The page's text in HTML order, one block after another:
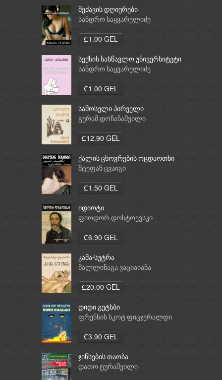
მეძავის დღიურები
სანდრო საყვარელიძე
₾1.00 GEL
სექსის სასწავლო უნივერსიტეტი
სანდრო საყვარელიძე
₾1.00 GEL
სამოსელი პირველი
გურამ დოჩანაშვილი
₾12.90 GEL
ქალის ცხოვრების ოცდაოთხი
საათი
შტეფან ცვაიგი
₾1.50 GEL
იდიოტი
ფიოდორ დოსტოევსკი
₾6.90 GEL
კამა-სუტრა
მალლინაგა ვაციაიანა
₾20.00 GEL
დიდი გეტსბი
ფრენსის სკოტ ფიცჯერალდი
₾3.90 GEL
ჯინსების თაობა
დათო ტურაშვილი